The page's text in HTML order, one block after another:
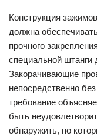
Конструкция
должна
прочного
специальной штанги
Закорачивающие
непосредственно
требование
быть
обнаружить, но